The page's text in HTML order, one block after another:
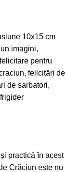
10x15 cm
imagini,
felicitare pentru
, felicitări de
de sarbatori,
practică în acest
Crăciun este nu